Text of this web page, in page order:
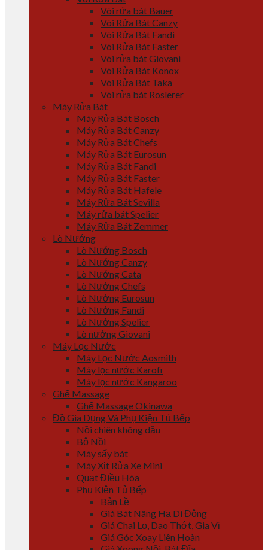
Vòi rửa bát Bauer
Vòi Rửa Bát Canzy
Vòi Rửa Bát Fandi
Vòi Rửa Bát Faster
Vòi rửa bát Giovani
Vòi Rửa Bát Konox
Vòi Rửa Bát Taka
Vòi rửa bát Roslerer
Máy Rửa Bát
Máy Rửa Bát Bosch
Máy Rửa Bát Canzy
Máy Rửa Bát Chefs
Máy Rửa Bát Eurosun
Máy Rửa Bát Fandi
Máy Rửa Bát Faster
Máy Rửa Bát Hafele
Máy Rửa Bát Sevilla
Máy rửa bát Spelier
Máy Rửa Bát Zemmer
Lò Nướng
Lò Nướng Bosch
Lò Nướng Canzy
Lò Nướng Cata
Lò Nướng Chefs
Lò Nướng Eurosun
Lò Nướng Fandi
Lò Nướng Spelier
Lò nướng Giovani
Máy Lọc Nước
Máy Lọc Nước Aosmith
Máy lọc nước Karofi
Máy lọc nước Kangaroo
Ghế Massage
Ghế Massage Okinawa
Đồ Gia Dụng Và Phụ Kiện Tủ Bếp
Nồi chiên không dầu
Bộ Nồi
Máy sấy bát
Máy Xịt Rửa Xe Mini
Quạt Điều Hòa
Phụ Kiện Tủ Bếp
Bản Lề
Giá Bát Nâng Hạ Di Động
Giá Chai Lọ, Dao Thớt, Gia Vị
Giá Góc Xoay Liên Hoàn